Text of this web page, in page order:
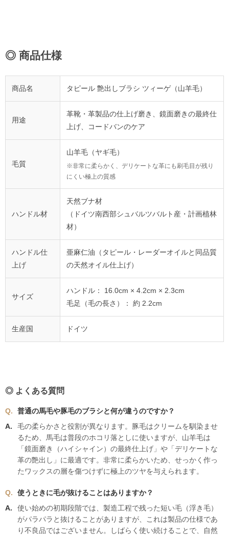
◎ 商品仕様
商品名 タピール 艶出しブラシ ツィーゲ（山羊毛）
用途
革靴・革製品の仕上げ磨き、鏡面磨きの最終仕
上げ、コードバンのケア
毛質
山羊毛（ヤギ毛）
※非常に柔らかく、デリケートな革にも刷毛目が残り
にくい極上の質感
ハンドル材
天然ブナ材
（ドイツ南西部シュバルツバルト産・計画植林
材）
ハンドル仕
上げ
亜麻仁油（タピール・レーダーオイルと同品質
の天然オイル仕上げ）
サイズ
ハンドル： 16.0cm × 4.2cm × 2.3cm
毛足（毛の長さ）： 約 2.2cm
生産国 ドイツ
◎ よくある質問
普通の馬毛や豚毛のブラシと何が違うのですか？
毛の柔らかさと役割が異なります。豚毛はクリームを馴染ませ
るため、馬毛は普段のホコリ落としに使いますが、山羊毛は
「鏡面磨き（ハイシャイン）の最終仕上げ」や「デリケートな
革の艶出し」に最適です。非常に柔らかいため、せっかく作っ
たワックスの層を傷つけずに極上のツヤを与えられます。
使うときに毛が抜けることはありますか？
使い始めの初期段階では、製造工程で残った短い毛（浮き毛）
がパラパラと抜けることがありますが、これは製品の仕様であ
り不良品ではございません。しばらく使い続けることで、自然